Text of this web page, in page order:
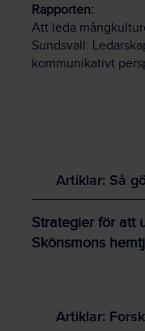
Rapporten:
Att leda
Sundsvall:
kommunikativt
Artiklar: Så
Strategier för att
Skönsmons
Artiklar: